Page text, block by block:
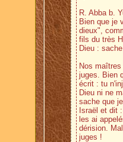
R. Abba b.
Bien que je
dieux",
fils du très
Dieu :
Nos
juges. Bien
écrit : tu
Dieu ni ne
sache que
Israël et dit
les ai
dérision.
juges !